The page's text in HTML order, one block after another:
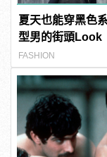
夏天也能穿黑色
型男的街頭Look
FASHION